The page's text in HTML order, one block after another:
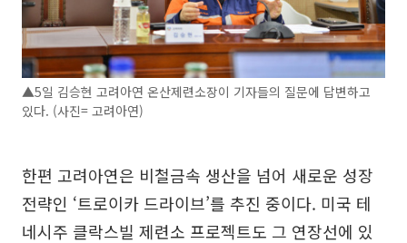
▲5일 김승현 고려아연 온산제련소장이 기자들의 질문에 답변하고
있다. (사진= 고려아연)
한편 고려아연은 비철금속 생산을 넘어 새로운 성장
전략인 ‘트로이카 드라이브’를 추진 중이다. 미국 테
네시주 클락스빌 제련소 프로젝트도 그 연장선에 있